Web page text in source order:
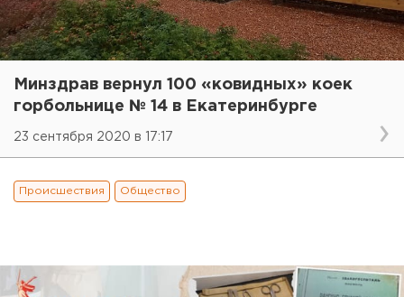
Минздрав вернул 100 «ковидных» коек
горбольнице № 14 в Екатеринбурге
23 сентября 2020 в 17:17
Происшествия Общество